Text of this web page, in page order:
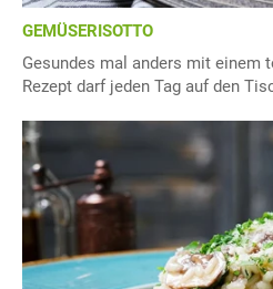
GEMÜSERISOTTO
Gesundes mal anders mit einem
Rezept darf jeden Tag auf den